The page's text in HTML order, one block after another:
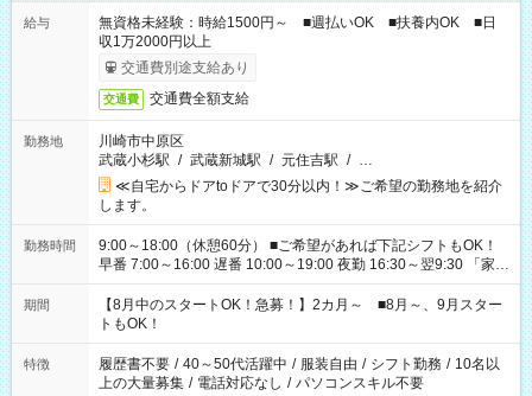
給与
無資格未経験：時給1500円～ ■週払いOK ■扶養内OK ■日
収1万2000円以上
交通費別途支給あり
交通費 交通費全額支給
勤務地
川崎市中原区
武蔵小杉駅 / 武蔵新城駅 / 元住吉駅 / …
≪自宅からドアtoドアで30分以内！≫ご希望の勤務地を紹介
します。
勤務時間
9:00～18:00（休憩60分） ■ご希望があれば下記シフトもOK！
早番 7:00～16:00 遅番 10:00～19:00 夜勤 16:30～翌9:30 「家族
と休みを合わせたい」 「余裕を持って夕飯の準備がしたい」
「できれば残業はしたくない」 など、ご希望を教えてください
ね。 ※Wワーク希望の方へ 今ご覧のお仕事で希望する勤務時間
と、もう1つのお仕事の勤務時間。 合計で週40時間を超える場
合は応募できません。
期間
【8月中のスタートOK！急募！】2カ月～ ■8月～、9月スター
トもOK！
特徴 履歴書不要 / 40～50代活躍中 / 服装自由 / シフト勤務 / 10名以
上の大量募集 / 電話対応なし / パソコンスキル不要